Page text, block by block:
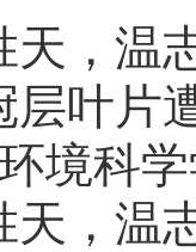
天，温
层叶片
境科
天，温